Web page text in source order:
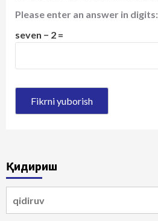
Please enter an answer in digits:
seven − 2 =
Қидириш